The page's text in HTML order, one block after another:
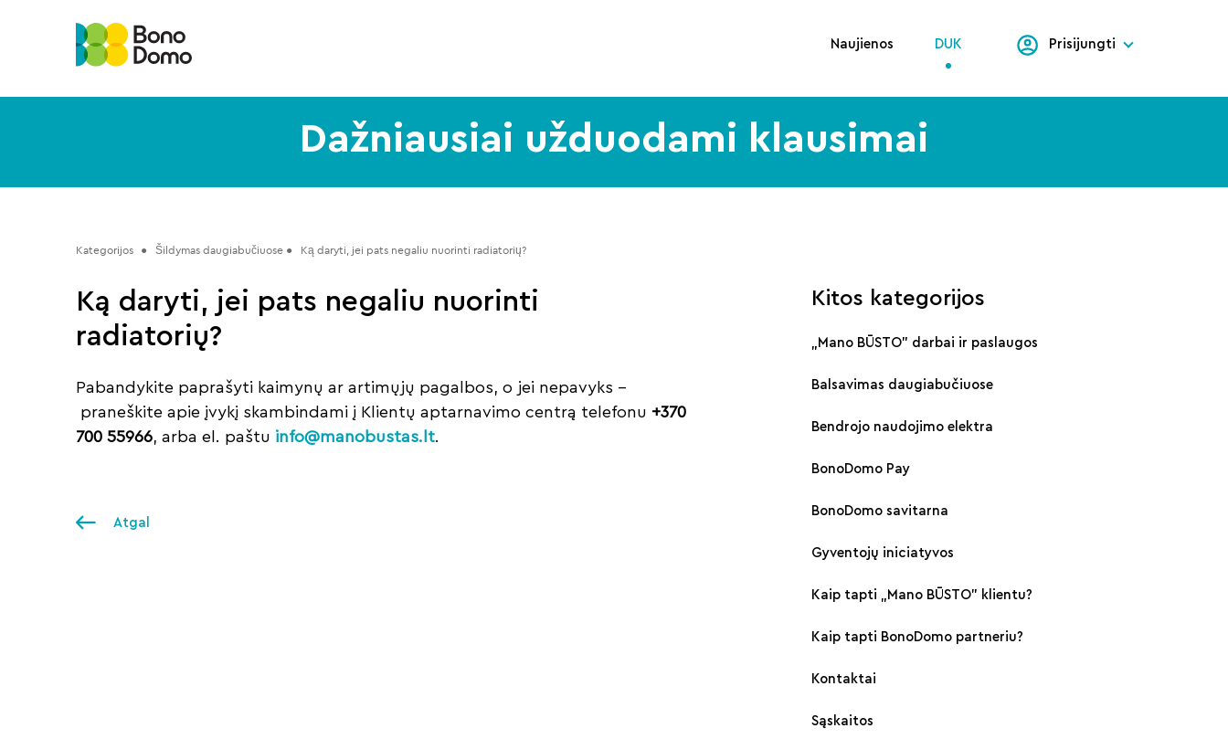
Naujienos DUK Prisijungti
Dažniausiai užduodami klausimai
Kategorijos ●   Šildymas daugiabučiuose ● Ką daryti, jei pats negaliu nuorinti radiatorių?
Ką daryti, jei pats negaliu nuorinti
radiatorių?
Pabandykite paprašyti kaimynų ar artimųjų pagalbos, o jei nepavyks –
praneškite apie įvykį skambindami į Klientų aptarnavimo centrą telefonu +370
700 55966, arba el. paštu info@manobustas.lt.
Atgal
Kitos kategorijos
„Mano BŪSTO" darbai ir paslaugos
Balsavimas daugiabučiuose
Bendrojo naudojimo elektra
BonoDomo Pay
BonoDomo savitarna
Gyventojų iniciatyvos
Kaip tapti „Mano BŪSTO" klientu?
Kaip tapti BonoDomo partneriu?
Kontaktai
Sąskaitos